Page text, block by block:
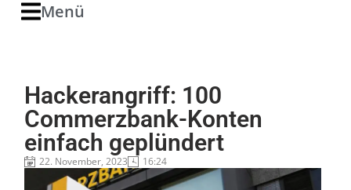
Menü
Hackerangriff: 100
Commerzbank-Konten
einfach geplündert
22. November, 2023 16:24